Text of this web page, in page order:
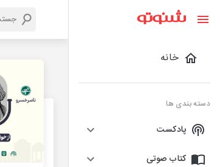
خانه
دسته بندی ها
پادکست
کتاب صوتی